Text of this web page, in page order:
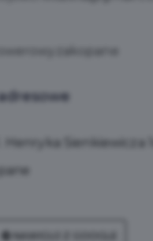
Henryka Sienkiewicza